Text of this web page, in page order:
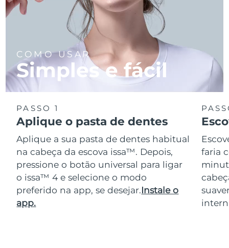
COMO USAR
Simples e fácil
PASSO 1
Aplique o pasta de dentes
Aplique a sua pasta de dentes habitual
na cabeça da escova issa™. Depois,
pressione o botão universal para ligar
o issa™ 4 e selecione o modo
preferido na app, se desejar.Instale o
app.
faria